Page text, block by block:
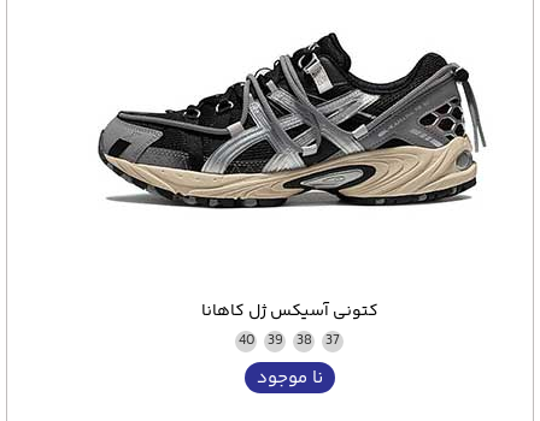
کتونی آسیکس ژل کاهانا
37
38
39
40
نا موجود